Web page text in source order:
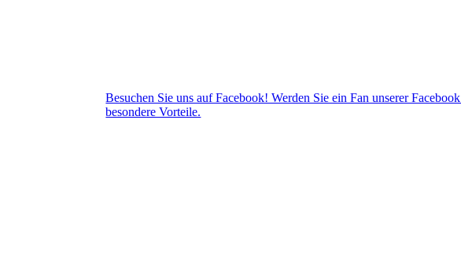
Besuchen Sie uns auf Facebook! Werden Sie ein Fan unserer
besondere Vorteile.